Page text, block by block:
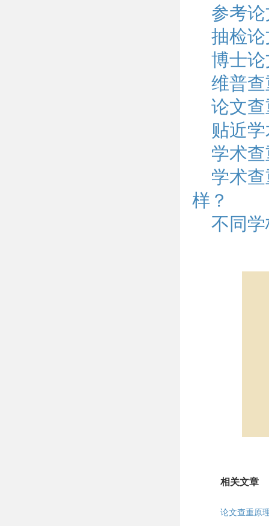
参考
抽检
博士
维普
论文
贴近
学术
学术
样？
不同
相关文章
论文查重原